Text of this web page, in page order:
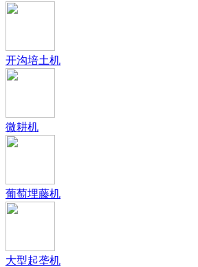
开沟培土机
微耕机
葡萄埋藤机
大型起垄机